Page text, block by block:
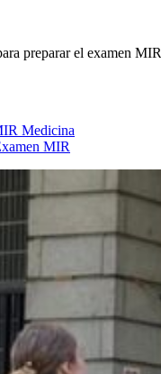
preparar el examen MIR
Medicina
MIR